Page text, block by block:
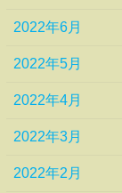
2022年6月
2022年5月
2022年4月
2022年3月
2022年2月